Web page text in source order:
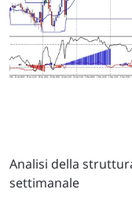
Analisi della
settimanale